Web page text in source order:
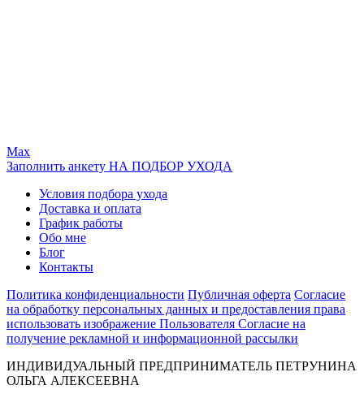
Max
Заполнить анкету НА ПОДБОР УХОДА
Условия подбора ухода
Доставка и оплата
График работы
Обо мне
Блог
Контакты
Политика конфиденциальности Публичная оферта Согласие
на обработку персональных данных и предоставления права
использовать изображение Пользователя Согласие на
получение рекламной и информационной рассылки
ИНДИВИДУАЛЬНЫЙ ПРЕДПРИНИМАТЕЛЬ ПЕТРУНИНА
ОЛЬГА АЛЕКСЕЕВНА